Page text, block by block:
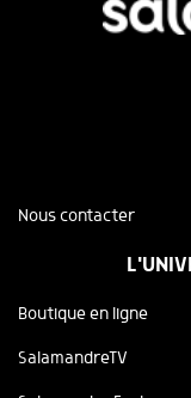
Nous contacter
Boutique en ligne
SalamandreTV